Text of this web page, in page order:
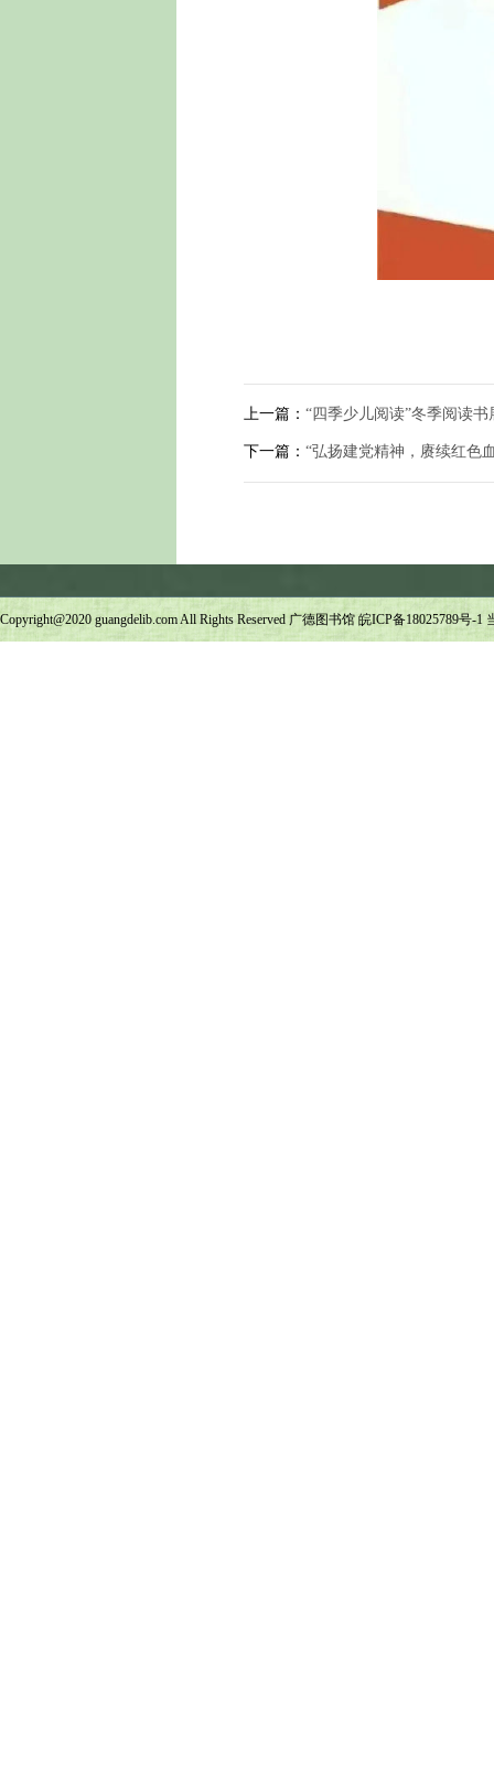
上一篇： “四季少儿阅读”冬季阅读书
下一篇： “弘扬建党精神，赓续红色
Copyright@2020 guangdelib.com All Rights Reserved 广德图书馆 皖ICP备18025789号-1